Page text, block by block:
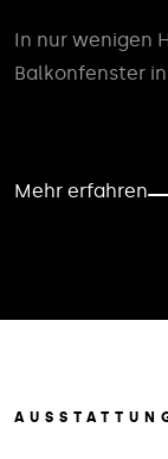
In nur wenigen
Balkonfenster
Mehr erfahren